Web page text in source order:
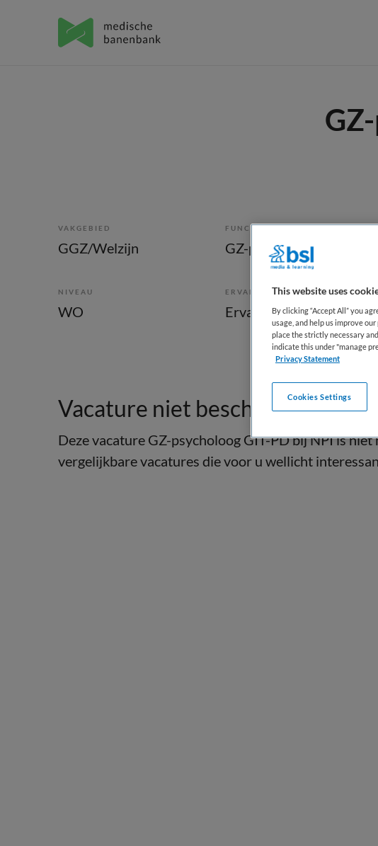
VAKGEBIED
GGZ/Welzijn
FUNCTIE
GZ-psycholoog
NIVEAU
WO
ERVARING
Ervaren
Vacature niet beschikbaar
Deze vacature GZ-psycholoog GIT-PD bij NPI is
vergelijkbare vacatures die voor u wellicht
This website uses
By clicking “Accept All” you
usage, and help us improve
place the strictly necessary
indicate this under "manage
Privacy Statement
Cookies Settings